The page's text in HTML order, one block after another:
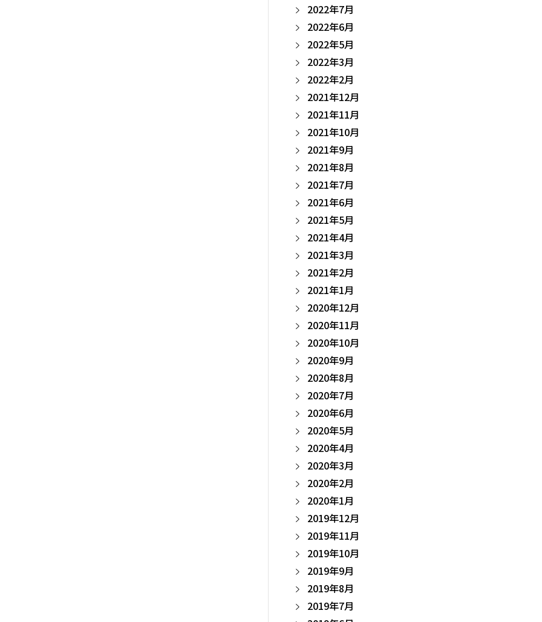
2022年7月
2022年6月
2022年5月
2022年3月
2022年2月
2021年12月
2021年11月
2021年10月
2021年9月
2021年8月
2021年7月
2021年6月
2021年5月
2021年4月
2021年3月
2021年2月
2021年1月
2020年12月
2020年11月
2020年10月
2020年9月
2020年8月
2020年7月
2020年6月
2020年5月
2020年4月
2020年3月
2020年2月
2020年1月
2019年12月
2019年11月
2019年10月
2019年9月
2019年8月
2019年7月